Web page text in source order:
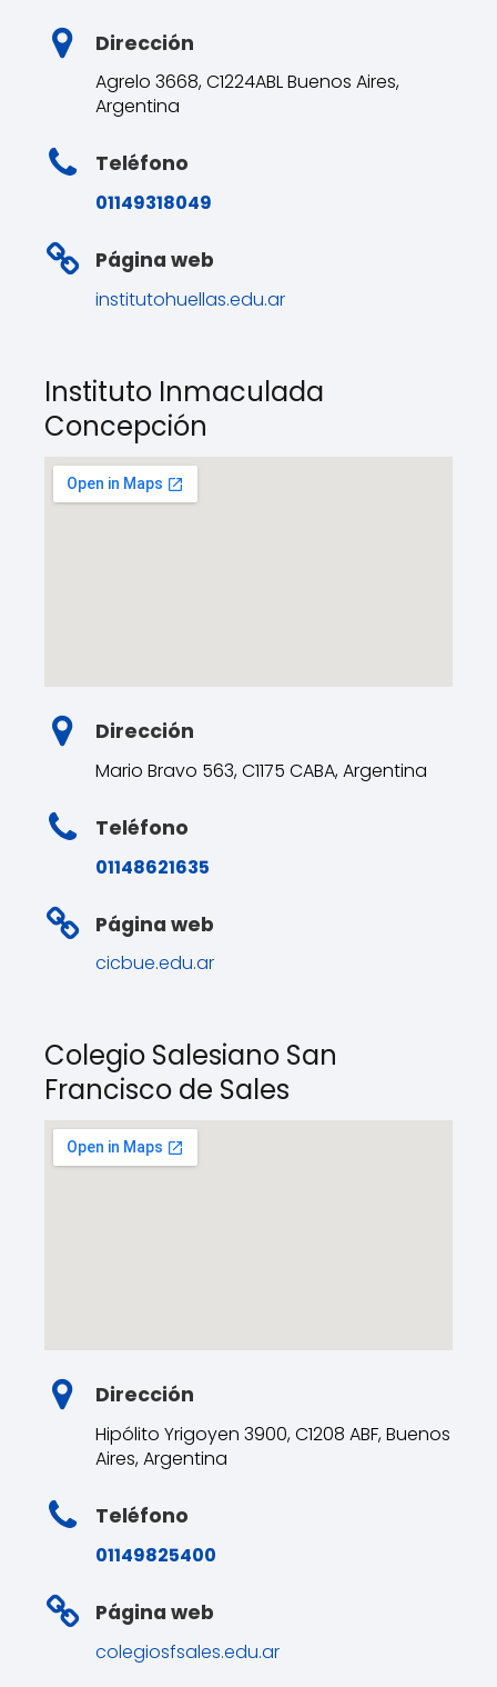
Dirección
Agrelo 3668, C1224ABL Buenos Aires,
Argentina
Teléfono
01149318049
Página web
institutohuellas.edu.ar
Instituto Inmaculada
Concepción
Dirección
Mario Bravo 563, C1175 CABA, Argentina
Teléfono
01148621635
Página web
cicbue.edu.ar
Colegio Salesiano San
Francisco de Sales
Dirección
Hipólito Yrigoyen 3900, C1208 ABF, Buenos
Aires, Argentina
Teléfono
01149825400
Página web
colegiosfsales.edu.ar